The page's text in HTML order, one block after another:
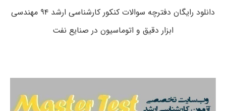
دانلود رایگان دفترچه سوالات کنکور کارشناسی ارشد ۹۴ مهندسی
ابزار دقیق و اتوماسیون در صنایع نفت